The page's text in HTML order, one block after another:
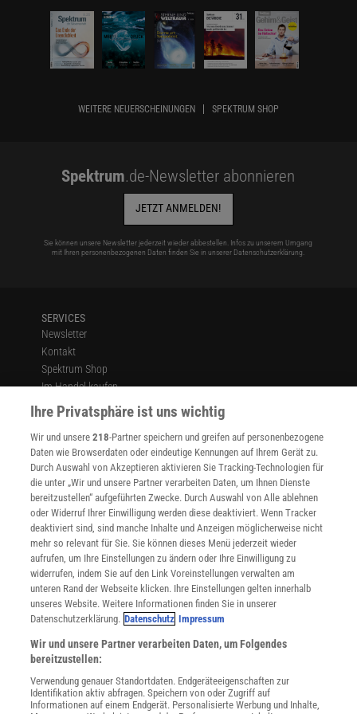
WEITERE NEUERSCHEINUNGEN SPEKTRUM SHOP
Spektrum.de-Newsletter abonnieren
JETZT ANMELDEN!
Sie können unsere Newsletter jederzeit wieder abbestellen. Infos zu unserem Umgang
mit Ihren personenbezogenen Daten finden Sie in unserer Datenschutzerklärung
SERVICES
Newsletter
Kontakt
Spektrum Shop
Im Handel kaufen
Presse
Verträge kündigen
Widerruf
INFO
Mediadaten
Datenschutz
Nutzungsbedingungen
Cookie-Einstellungen
Utiq verwalten
Nutzungsbasierte Onlinewerbung
Alle Artikel
Impressum
Angebote für Schulen
Angebote für Institutionen
Sprachen lernen mit Gymglish
Lexika
Ihre Privatsphäre ist uns wichtig
Wir und unsere218-Partner speichern und greifen auf personenbezogene
Daten wie Browserdaten oder eindeutige Kennungen auf Ihrem Gerät zu.
Durch Auswahl von Akzeptieren aktivieren Sie Tracking-Technologien für
die unter „Wir und unsere Partner verarbeiten Daten, um Ihnen Dienste
bereitzustellen“ aufgeführten Zwecke. Durch Auswahl von Alle ablehnen
oder Widerruf Ihrer Einwilligung werden diese deaktiviert. Wenn Tracker
deaktiviert sind, sind manche Inhalte und Anzeigen möglicherweise nicht
mehr so relevant für Sie. Sie können dieses Menü jederzeit wieder
aufrufen, um Ihre Einstellungen zu ändern oder Ihre Einwilligung zu
widerrufen, indem Sie auf den Link Voreinstellungen verwalten am
unteren Rand der Webseite klicken. Ihre Einstellungen gelten innerhalb
unseres Website. Weitere Informationen finden Sie in unserer
Datenschutzerklärung. Datenschutz Impressum
Wir und unsere Partner verarbeiten Daten, um Folgendes
bereitzustellen:
Verwendung genauer Standortdaten. Endgeräteeigenschaften zur
Identifikation aktiv abfragen. Speichern von oder Zugriff auf
Informationen auf einem Endgerät. Personalisierte Werbung und Inhalte,